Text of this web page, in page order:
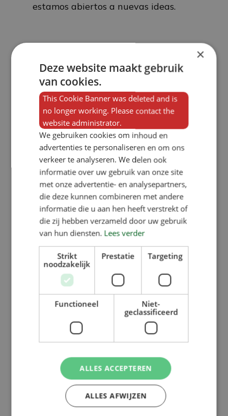
estamos abiertos a nuevas ideas.
Volver al resumen
Más de
50 años de
Producción
en
A la cabeza
×
Deze website maakt gebruik
van cookies.
This Cookie Banner was deleted and is
no longer working. Please contact the
website administrator.
We gebruiken cookies om inhoud en
advertenties te personaliseren en om ons
verkeer te analyseren. We delen ook
informatie over uw gebruik van onze site
met onze advertentie- en analysepartners,
die deze kunnen combineren met andere
informatie die u aan hen heeft verstrekt of
die zij hebben verzameld door uw gebruik
van hun diensten. Lees verder
Strikt
noodzakelijk
Prestatie Targeting
Functioneel
Niet-
geclassificeerd
ALLES ACCEPTEREN
ALLES AFWIJZEN